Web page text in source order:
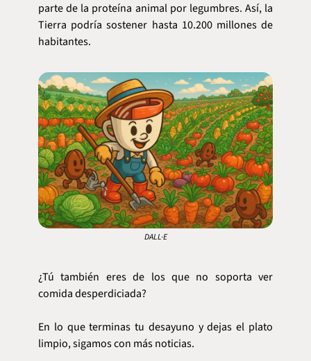
parte de la proteína animal por legumbres. Así, la
Tierra podría sostener hasta 10.200 millones de
habitantes.
DALL·E
¿Tú también eres de los que no soporta ver
comida desperdiciada?
En lo que terminas tu desayuno y dejas el plato
limpio, sigamos con más noticias.